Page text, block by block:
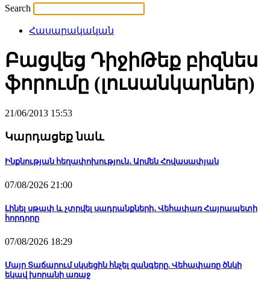
Search
Հասարակական
Բացվեց ԴիջիԹեք բիզնես
ֆորումը (լուսանկարներ)
21/06/2013 15:53
Կարդացեք նաև
Ինքնության հեղափոխություն․ Արմեն Հովասափյան
07/08/2026 21:00
Լինել սթափ և չտրվել սադրանքների․ Վեհափառ Հայրապետի
հորդորը
07/08/2026 18:29
Մայր Տաճարում սկսեցին հնչել զանգերը. Վեհափառը ծնկի
եկավ խորանի առաջ